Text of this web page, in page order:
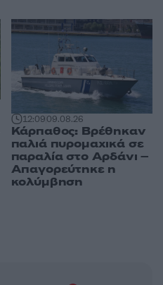
12:0909.08.26
Κάρπαθος: Βρέθηκαν
παλιά πυρομαχικά σε
παραλία στο Αρδάνι –
Απαγορεύτηκε η
κολύμβηση